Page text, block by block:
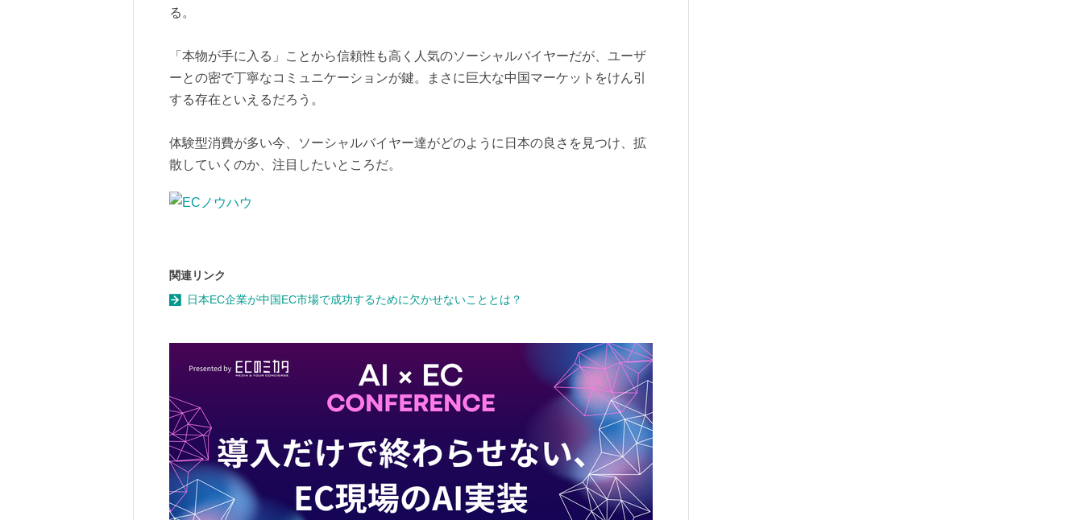
る。
「本物が手に入る」ことから信頼性も高く人気のソーシャルバイヤーだが、ユーザ
ーとの密で丁寧なコミュニケーションが鍵。まさに巨大な中国マーケットをけん引
する存在といえるだろう。
体験型消費が多い今、ソーシャルバイヤー達がどのように日本の良さを見つけ、拡
散していくのか、注目したいところだ。
関連リンク
日本EC企業が中国EC市場で成功するために欠かせないこととは？